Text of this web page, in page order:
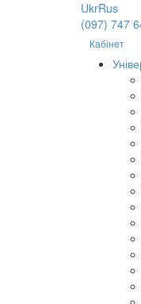
UkrRus
(097) 747
Кабінет